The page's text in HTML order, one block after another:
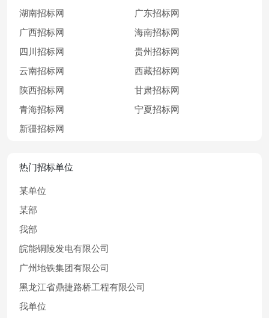
湖南招标网
广东招标网
广西招标网
海南招标网
四川招标网
贵州招标网
云南招标网
西藏招标网
陕西招标网
甘肃招标网
青海招标网
宁夏招标网
新疆招标网
热门招标单位
某单位
某部
我部
皖能铜陵发电有限公司
广州地铁集团有限公司
黑龙江省鼎捷路桥工程有限公司
我单位